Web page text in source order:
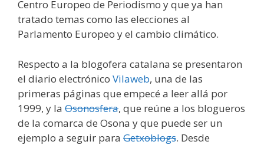
Centro Europeo de Periodismo y que ya han
tratado temas como las elecciones al
Parlamento Europeo y el cambio climático.
Respecto a la blogofera catalana se presentaron
el diario electrónico Vilaweb, una de las
primeras páginas que empecé a leer allá por
1999, y la Osonosfera, que reúne a los blogueros
de la comarca de Osona y que puede ser un
ejemplo a seguir para Getxoblogs. Desde